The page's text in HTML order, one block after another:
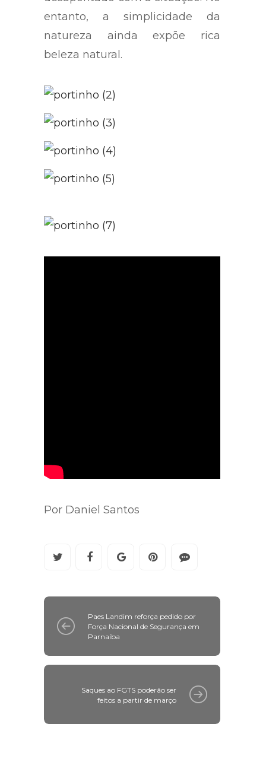
entanto, a simplicidade da
natureza ainda expõe rica
beleza natural.
Por Daniel Santos
Paes Landim reforça pedido por
Força Nacional de Segurança em
Parnaíba
Saques ao FGTS poderão ser
feitos a partir de março